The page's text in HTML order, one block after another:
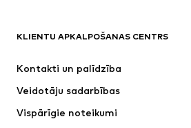
ADIDAS SPORTSWEAR
Nike
NIKE
KLIENTU APKALPOŠANAS CENTRS
Kontakti un palīdzība
Veidotāju sadarbības
Vispārīgie noteikumi